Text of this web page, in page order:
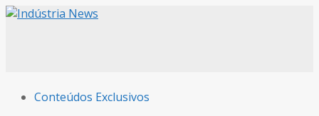
Conteúdos Exclusivos